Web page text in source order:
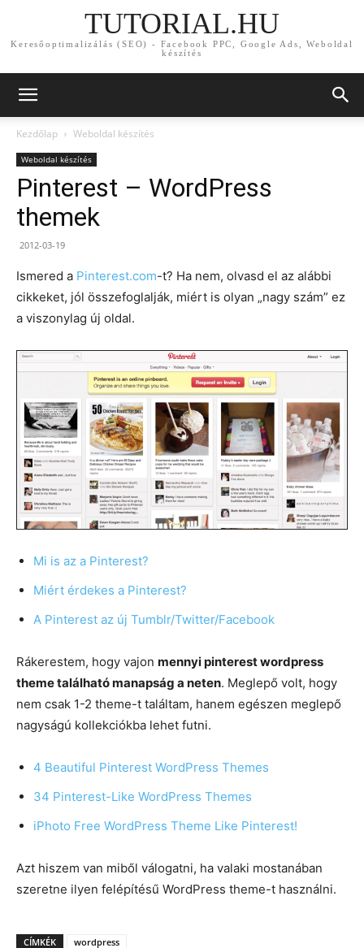
TUTORIAL.HU
Keresőoptimalizálás (SEO) - Facebook PPC, Google Ads, Weboldal
készítés
Kezdőlap Weboldal készítés
Weboldal készítés
Pinterest – WordPress
themek
2012-03-19
Ismered a Pinterest.com-t? Ha nem, olvasd el az alábbi
cikkeket, jól összefoglalják, miért is olyan „nagy szám” ez
a viszonylag új oldal.
Mi is az a Pinterest?
Miért érdekes a Pinterest?
A Pinterest az új Tumblr/Twitter/Facebook
Rákerestem, hogy vajon mennyi pinterest wordpress
theme található manapság a neten. Meglepő volt, hogy
nem csak 1-2 theme-t találtam, hanem egészen meglepő
nagyságú kollekciókba lehet futni.
4 Beautiful Pinterest WordPress Themes
34 Pinterest-Like WordPress Themes
iPhoto Free WordPress Theme Like Pinterest!
Azt hiszem van miből válogatni, ha valaki mostanában
szeretne ilyen felépítésű WordPress theme-t használni.
CÍMKÉK wordpress